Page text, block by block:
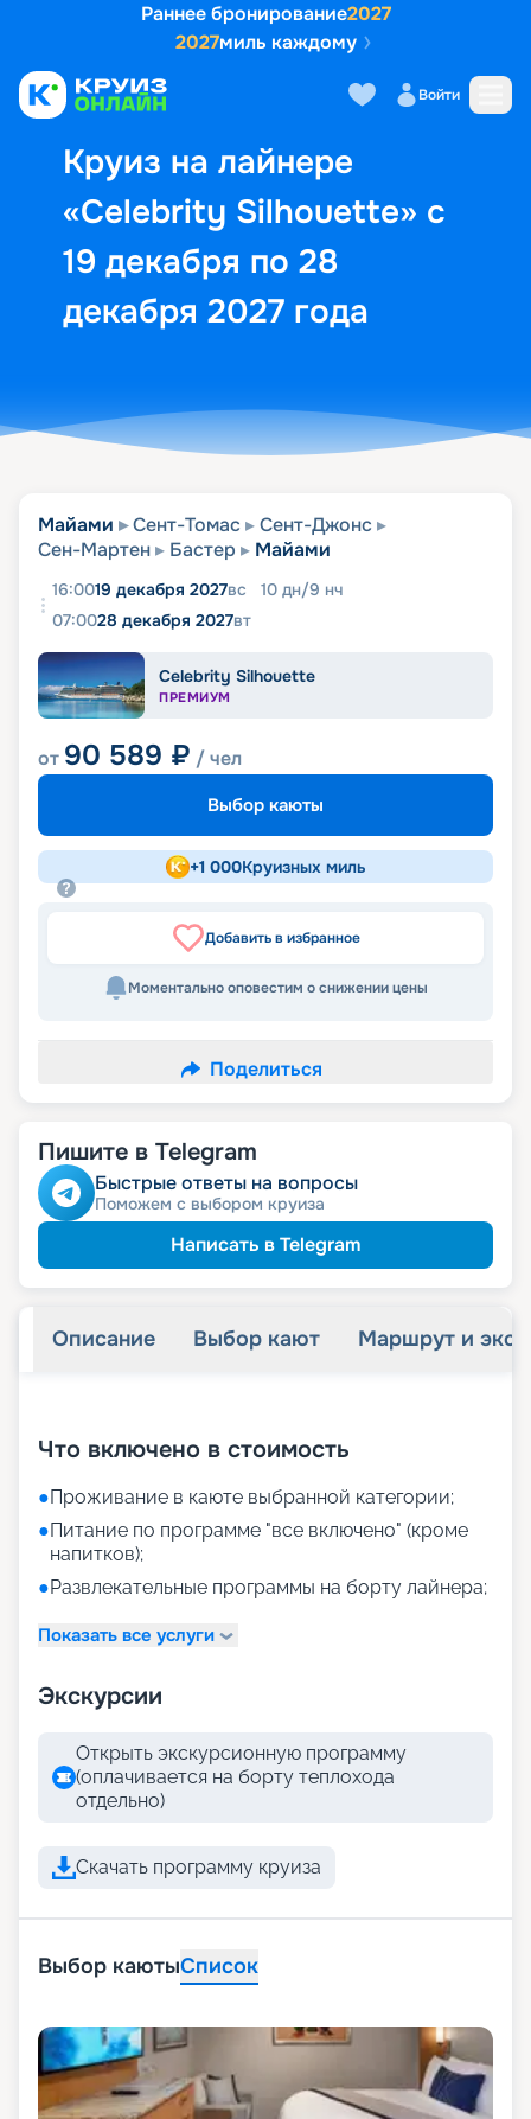
Раннее бронирование2027
2027миль каждому
Войти
Круиз на лайнере
«Celebrity Silhouette» с
19 декабря по 28
декабря 2027 года
Выбор кают Маршрут и
Майами Сент-Томас
Сент-Джонс
Сен-Мартен
Бастер Майами
16:0019 декабря 2027вс 10 дн/9 нч
07:0028 декабря 2027вт
Celebrity Silhouette
ПРЕМИУМ
от 90 589 ₽ / чел
Выбор каюты
+1 000Круизных миль
Добавить в избранное
Моментально оповестим о снижении цены
Поделиться
Пишите в Telegram
Быстрые ответы на вопросы
Поможем с выбором круиза
Написать в Telegram
Описание Выбор кают Маршрут и
Что включено в стоимость
●Проживание в каюте выбранной категории;
●Питание по программе "все включено" (кроме
напитков);
●Развлекательные программы на борту лайнера;
Показать все услуги
Экскурсии
Открыть экскурсионную программу
(оплачивается на борту теплохода
отдельно)
Скачать программу круиза
Выбор каютыСписок